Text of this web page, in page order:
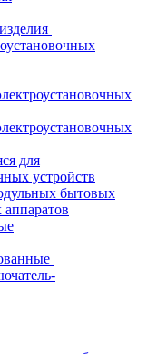
для
устройств
бытовых